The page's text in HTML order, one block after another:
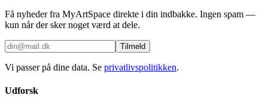
Få nyheder fra MyArtSpace direkte i din indbakke. Ingen spam —
kun når der sker noget værd at dele.
Tilmeld
Vi passer på dine data. Se privatlivspolitikken.
Udforsk